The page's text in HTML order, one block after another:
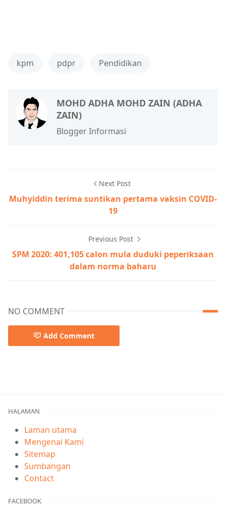
kpm pdpr Pendidikan
MOHD ADHA MOHD ZAIN (ADHA
ZAIN)
Blogger Informasi
Next Post
Muhyiddin terima suntikan pertama vaksin COVID-
19
Previous Post
SPM 2020: 401,105 calon mula duduki peperiksaan
dalam norma baharu
NO COMMENT
Add Comment
HALAMAN
Laman utama
Mengenai Kami
Sitemap
Sumbangan
Contact
FACEBOOK